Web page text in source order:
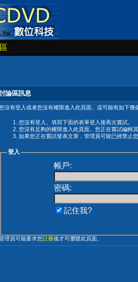
論區訊息
沒有登入或者您沒有權限進入此頁面。這可能有如下幾
您沒有登入。填寫下面的表單登入後再次嘗試。
您沒有足夠的權限進入此頁面。您正在嘗試編輯
如果您正在嘗試發表文章，管理員可能已經禁止
登入
帳戶:
密碼:
記住我?
理員可能要求您註冊後才可瀏覽此頁面。